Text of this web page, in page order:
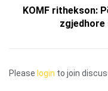
KOMF rithekson:
Please login to join